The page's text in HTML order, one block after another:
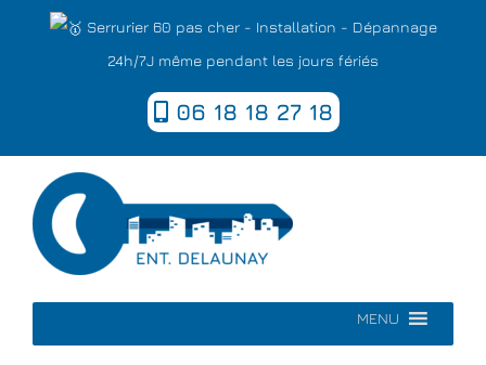
Serrurier 60 pas cher - Installation - Dépannage
24h/7J même pendant les jours fériés
06 18 18 27 18
MENU